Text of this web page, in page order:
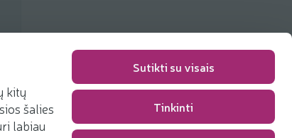
kitų
šalies
labiau
Sutikti su visais
Tinkinti
Pakavimo mokestis 0,00 €